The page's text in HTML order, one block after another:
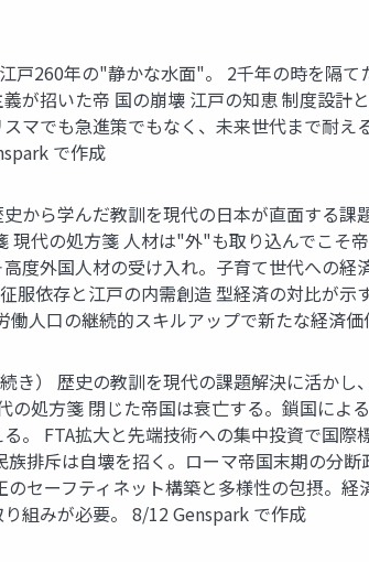
260年の"静かな水面"。 2千年の時を隔て
が招いた帝 国の崩壊 江戸の知恵 制度設
マでも急進策でもなく、未来世代まで耐
で作成
から学んだ教訓を現代の日本が直面する
現代の処方箋 人材は"外"も取り込んでこ
度外国人材の受け入れ。子育て世代への
依存と江戸の内需創造 型経済の対比が
働人口の継続的スキルアップで新たな経済
き） 歴史の教訓を現代の課題解決に活か
の処方箋 閉じた帝国は衰亡する。鎖国に
。 FTA拡大と先端技術への集中投資で国
排斥は自壊を招く。ローマ帝国末期の分
セーフティネット構築と多様性の包摂。
組みが必要。 8/12 Genspark で作成